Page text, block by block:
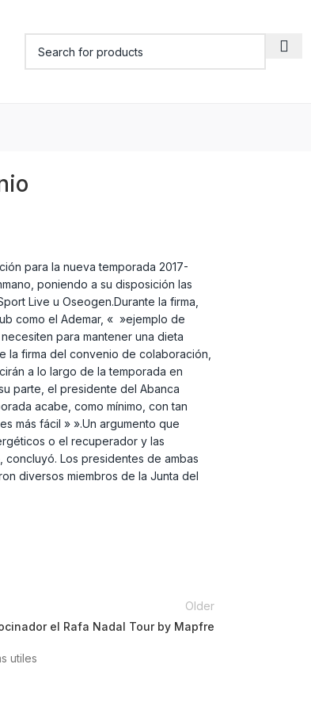
para la nueva temporada 2017-
poniendo a su disposición las
Live u Oseogen.Durante la firma,
como el Ademar, « »ejemplo de
para mantener una dieta
la firma del convenio de colaboración,
a lo largo de la temporada en
parte, el presidente del Abanca
acabe, como mínimo, con tan
más fácil » ».Un argumento que
o el recuperador y las
Los presidentes de ambas
diversos miembros de la Junta del
Older
el Rafa Nadal Tour by Mapfre
utiles